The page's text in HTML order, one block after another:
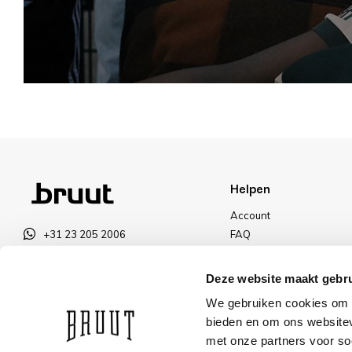
Deze website maakt
We gebruiken cookies
bieden en om ons
met onze partners voor
+31 23 205 2006
OPENINGSTIJDEN
Helpen
Account
FAQ
Betalen
Kortingen